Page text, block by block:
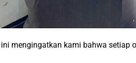
mengingatkan kami bahwa setiap